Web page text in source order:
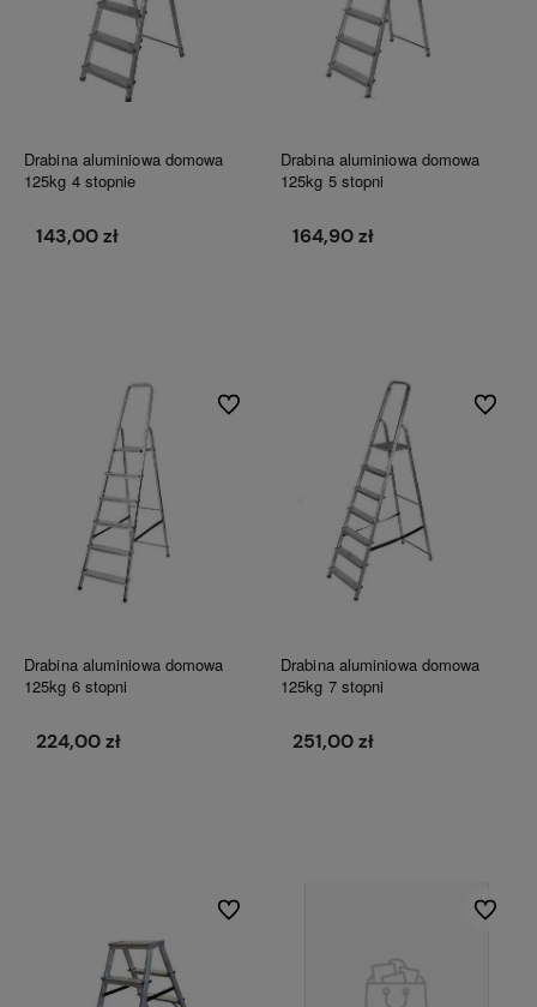
Drabina aluminiowa domowa
125kg 4 stopnie
143,00 zł
Drabina aluminiowa domowa
125kg 5 stopni
164,90 zł
Drabina aluminiowa domowa
125kg 6 stopni
224,00 zł
Do ulubionych
Drabina aluminiowa domowa
125kg 7 stopni
251,00 zł
Do
Do ulubionych Do